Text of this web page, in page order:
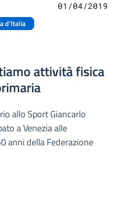
d'Italia
01/04/2019
attività fisica
allo Sport Giancarlo
a Venezia alle
anni della Federazione